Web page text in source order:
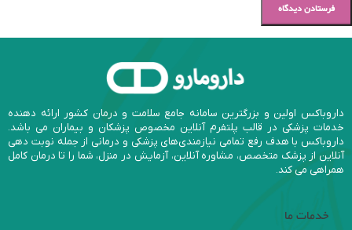
داروباکس اولین و بزرگترین سامانه جامع سلامت و درمان کشور ارائه دهنده
خدمات پزشکی در قالب پلتفرم آنلاین مخصوص پزشکان و بیماران می باشد.
داروباکس با هدف رفع تمامی نیازمندی‌های پزشکی و درمانی از جمله نوبت دهی
آنلاین از پزشک متخصص، مشاوره آنلاین، آزمایش در منزل، شما را تا درمان کامل
همراهی می کند.
خدمات ما